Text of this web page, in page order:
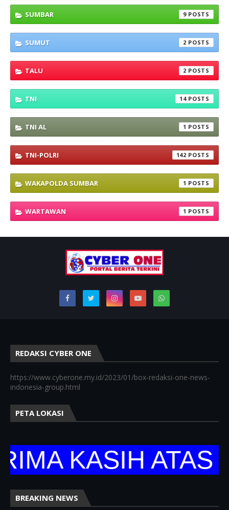
SUMBAR 9
SUMUT 2
TALU 2
TNI 14
TNI AL 1
TNI-POLRI 142
WAKAPOLDA SUMBAR 1
WARTAWAN 1
REDAKSI CYBER ONE
https://www.cyberone.my.id/2023/01/box-redaksi-one-news-
indonesia-group.html
PETA LOKASI
KASIH ATAS
BREAKING NEWS